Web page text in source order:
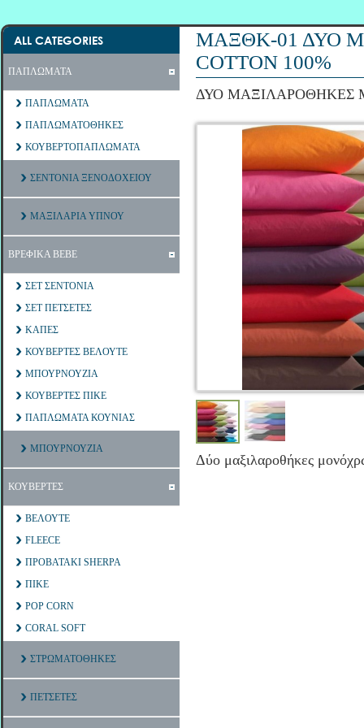
ALL CATEGORIES
ΠΑΠΛΩΜΑΤΑ
ΠΑΠΛΩΜΑΤΑ
ΠΑΠΛΩΜΑΤΟΘΗΚΕΣ
ΚΟΥΒΕΡΤΟΠΑΠΛΩΜΑΤΑ
ΣΕΝΤΟΝΙΑ ΞΕΝΟΔΟΧΕΙΟΥ
ΜΑΞΙΛΑΡΙΑ ΥΠΝΟΥ
ΒΡΕΦΙΚΑ ΒΕΒΕ
ΣΕΤ ΣΕΝΤΟΝΙΑ
ΣΕΤ ΠΕΤΣΕΤΕΣ
ΚΑΠΕΣ
ΚΟΥΒΕΡΤΕΣ ΒΕΛΟΥΤΕ
ΜΠΟΥΡΝΟΥΖΙΑ
ΚΟΥΒΕΡΤΕΣ ΠΙΚΕ
ΠΑΠΛΩΜΑΤΑ ΚΟΥΝΙΑΣ
ΜΠΟΥΡΝΟΥΖΙΑ
ΚΟΥΒΕΡΤΕΣ
ΒΕΛΟΥΤΕ
FLEECE
ΠΡΟΒΑΤΑΚΙ SHERPA
ΠΙΚΕ
POP CORN
CORAL SOFT
ΣΤΡΩΜΑΤΟΘΗΚΕΣ
ΠΕΤΣΕΤΕΣ
ΜΑΞΘΚ-01 ΔΥΟ
COTTON 100%
ΔΥΟ ΜΑΞΙΛΑΡΟΘΗΚΕΣ
Δύο μαξιλαροθήκες